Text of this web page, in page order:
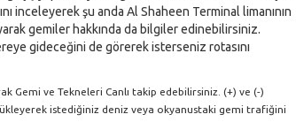
inceleyerek şu anda Al Shaheen Terminal limanının
gemiler hakkında da bilgiler edinebilirsiniz.
gideceğini de görerek isterseniz rotasını
Gemi ve Tekneleri Canlı takip edebilirsiniz. (+) ve (-)
istediğiniz deniz veya okyanustaki gemi trafiğini